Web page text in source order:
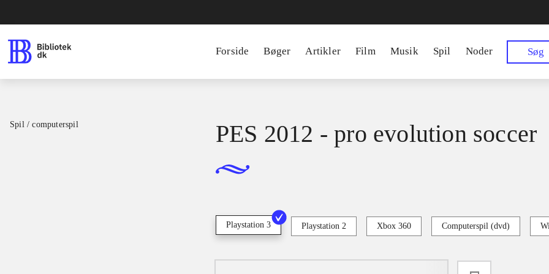
Forside Bøger Artikler Film Musik Spil Noder Søg
Spil / computerspil PES 2012 - pro evolution soccer
Playstation 3 Playstation 2 Xbox 360 Computerspil (dvd)